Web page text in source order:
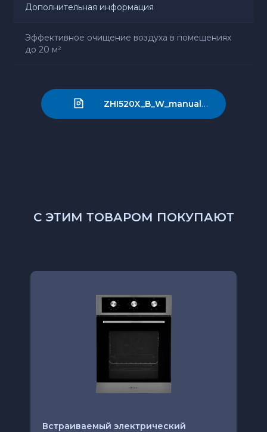
Дополнительная информация
Эффективное очищение воздуха в помещениях
до 20 м²
ZHI520X_B_W_manual_ouline (1).pdf
С ЭТИМ ТОВАРОМ ПОКУПАЮТ
Встраиваемый электрический